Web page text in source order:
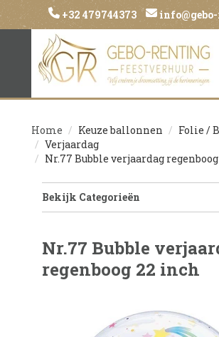
+32 479744373
Home Keuze ballonnen
Folie /
Verjaardag
Nr.77 Bubble verjaardag
Bekijk Categorieën
Nr.77 Bubble
regenboog 22 inch